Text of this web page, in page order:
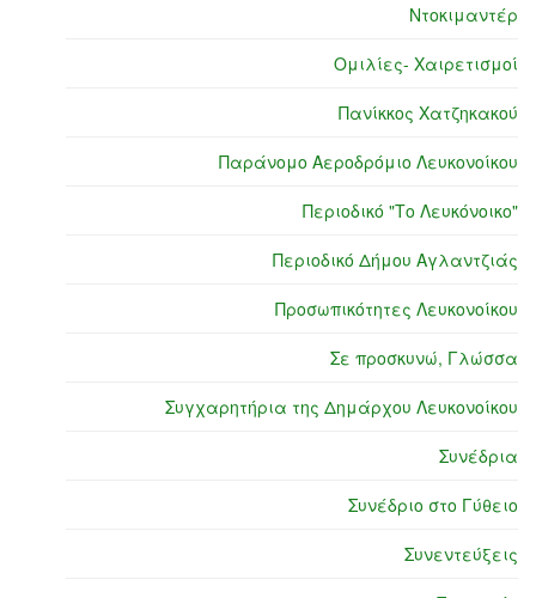
Ντοκιμαντέρ
Ομιλίες- Χαιρετισμοί
Πανίκκος Χατζηκακού
Παράνομο Αεροδρόμιο Λευκονοίκου
Περιοδικό "Το Λευκόνοικο"
Περιοδικό Δήμου Αγλαντζιάς
Προσωπικότητες Λευκονοίκου
Σε προσκυνώ, Γλώσσα
Συγχαρητήρια της Δημάρχου Λευκονοίκου
Συνέδρια
Συνέδριο στο Γύθειο
Συνεντεύξεις